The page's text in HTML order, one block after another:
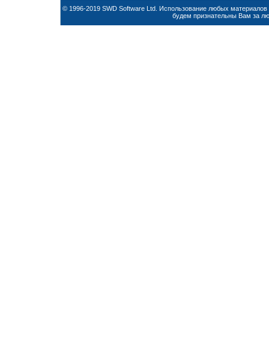
© 1996-2019 SWD Software Ltd. Использование любых
будем признательны Вам за